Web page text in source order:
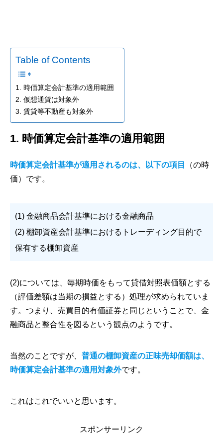
Table of Contents
1. 時価算定会計基準の適用範囲
2. 仮想通貨は対象外
3. 賃貸等不動産も対象外
1. 時価算定会計基準の適用範囲
時価算定会計基準が適用されるのは、以下の項目
（の時
価）です。
(1) 金融商品会計基準における金融商品
(2) 棚卸資産会計基準におけるトレーディング目的で
保有する棚卸資産
(2)については、毎期時価をもって貸借対照表価額とする
（評価差額は当期の損益とする）処理が求められていま
す。つまり、売買目的有価証券と同じということで、金
融商品と整合性を図るという観点のようです。
当然のことですが、 普通の棚卸資産の正味売却価額は、
時価算定会計基準の適用対象外です。
これはこれでいいと思います。
スポンサーリンク